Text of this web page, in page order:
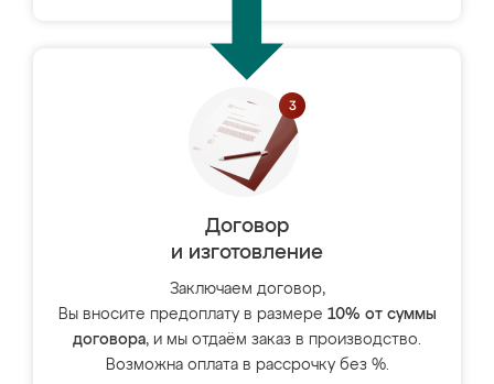
Договор
и изготовление
Заключаем договор,
Вы вносите предоплату в размере 10% от суммы
договора, и мы отдаём заказ в производство.
Возможна оплата в рассрочку без %.